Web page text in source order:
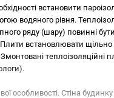
встановити
водяного рівня.
ряду (шару) повинні
встановлювати щільно
теплоізоляційні
особливості. Стіна